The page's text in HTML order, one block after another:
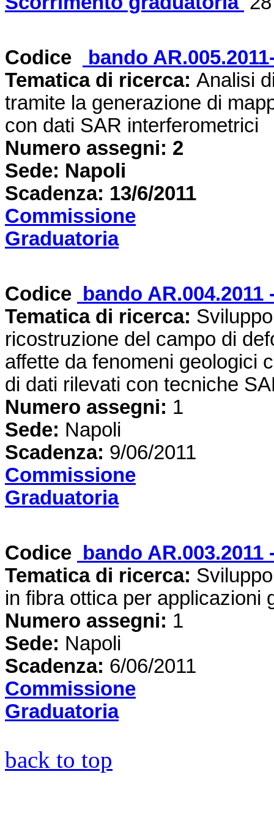
Codice
bando
Tematica di ricerca: Analisi
tramite la generazione di
con dati SAR interferometrici
Numero assegni: 2
Sede: Napoli
Scadenza: 13/6/2011
Commissione
Graduatoria
Codice
bando AR.004.2011
Tematica di ricerca:
ricostruzione del campo di
affette da fenomeni geologici
di dati rilevati con tecniche
Numero assegni: 1
Sede: Napoli
Scadenza: 9/06/2011
Commissione
Graduatoria
Codice
bando AR.003.2011
Tematica di ricerca:
in fibra ottica per applicazioni
Numero assegni: 1
Sede: Napoli
Scadenza: 6/06/2011
Commissione
Graduatoria
back to top